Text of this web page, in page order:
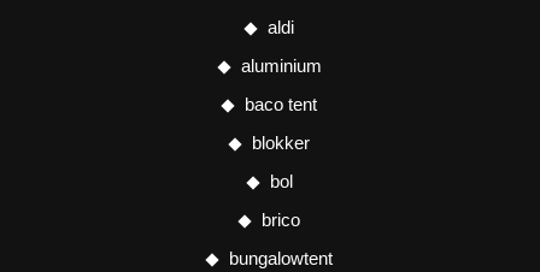
aldi
aluminium
baco tent
blokker
bol
brico
bungalowtent